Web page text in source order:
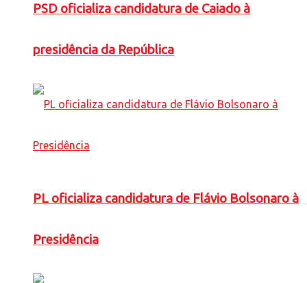
PSD oficializa candidatura de Caiado à
presidência da República
PL oficializa candidatura de Flávio Bolsonaro à
Presidência